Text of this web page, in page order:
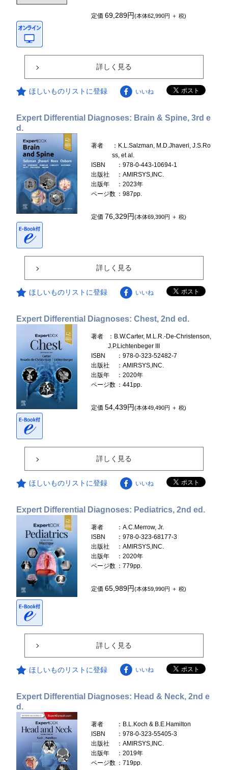
定価69,289円(本体62,990円 ＋ 税)
詳しく見る
ほしいものリストに登録 いいね
Expert Differential Diagnoses: Brain & Spine, 3rd e
d.
著者
：K.L.Salzman, M.D.Jhaveri, J.S.Ro
ss, et al.
ISBN
：978-0-443-10694-1
出版社
：AMIRSYS,INC.
出版年
：2023年
ページ数 ：987pp.
定価 76,329円(本体69,390円 ＋ 税)
詳しく見る
ほしいものリストに登録 いいね
Expert Differential Diagnoses: Chest, 2nd ed.
著者
：B.W.Carter, M.L.R.-De-Christenson,
J.P.Lichtenbeger III
ISBN
：978-0-323-52482-7
出版社
：AMIRSYS,INC.
出版年
：2020年
ページ数 ：441pp.
定価54,439円(本体49,490円 ＋ 税)
詳しく見る
ほしいものリストに登録 いいね
Expert Differential Diagnoses: Pediatrics, 2nd ed.
著者
：A.C.Merrow, Jr.
ISBN
：978-0-323-68177-3
出版社
：AMIRSYS,INC.
出版年
：2020年
ページ数 ：779pp.
定価65,989円(本体59,990円 ＋ 税)
詳しく見る
ほしいものリストに登録 いいね
Expert Differential Diagnoses: Head & Neck, 2nd e
d.
著者
：B.L.Koch & B.E.Hamilton
ISBN
：978-0-323-55405-3
出版社
：AMIRSYS,INC.
出版年
：2019年
ページ数 ：719pp.